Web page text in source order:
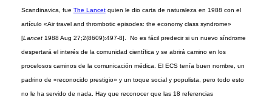
Scandinavica, fue The Lancetquien le dio carta de naturaleza en 1988 con el
artículo «Air travel and thrombotic episodes: the economy class syndrome»
[Lancet1988 Aug 27;2(8609):497-8]. No es fácil predecir si un nuevo síndrome
despertará el interés de la comunidad científica y se abrirá camino en los
procelosos caminos de la comunicación médica. El ECS tenía buen nombre, un
padrino de «reconocido prestigio» y un toque social y populista, pero todo esto
no le ha servido de nada. Hay que reconocer que las 18 referencias